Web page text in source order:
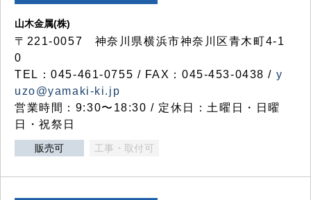
山木金属(株)
〒221-0057 神奈川県横浜市神奈川区青木町4-1
0
TEL：045-461-0755 / FAX：045-453-0438 / y
uzo@yamaki-ki.jp
営業時間：9:30〜18:30 / 定休日：土曜日・日曜
日・祝祭日
販売可 工事・取付可